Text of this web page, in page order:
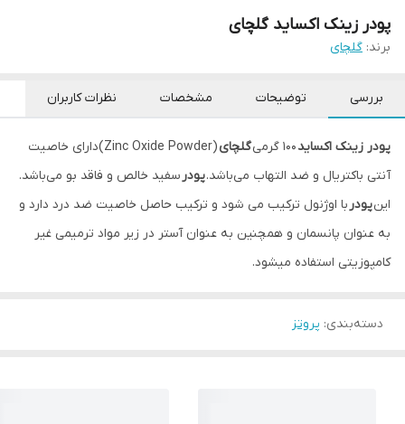
پودر زینک اکساید گلچای
برند: گلچای
بررسی توضیحات مشخصات نظرات کاربران
پودر زینک اکساید گلچای
(Zinc Oxide Powder)دارای خاصیت
آنتی باکتریال و ضد التهاب می‌باشد.پودرسفید خالص و فاقد بو می‌باشد.
اینپودربا اوژنول ترکیب می شود و ترکیب حاصل خاصیت ضد درد دارد و
به عنوان پانسمان و همچنین به عنوان آستر در زیر مواد ترمیمی غیر
کامپوزیتی استفاده میشود.
دسته‌بندی: پروتز